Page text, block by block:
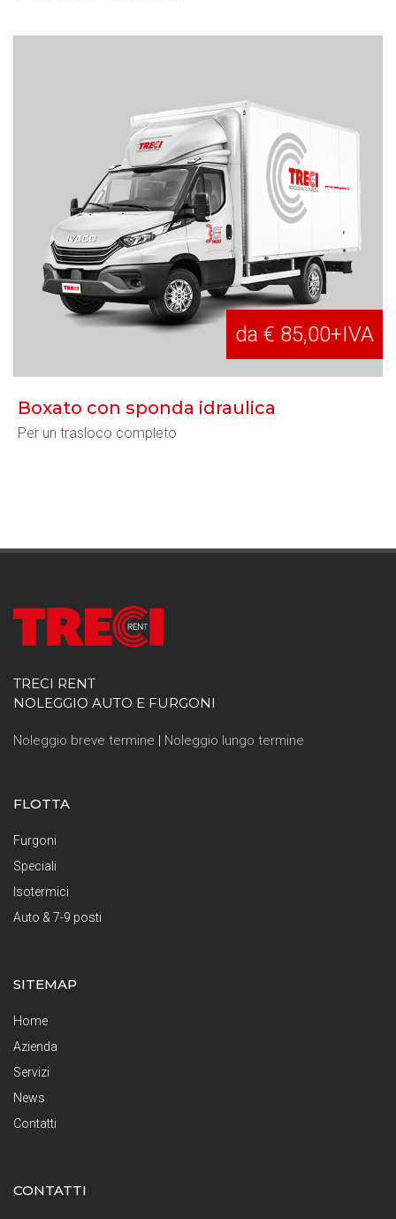
da € 85,00+IVA
Boxato con sponda idraulica
Per un trasloco completo
TRECI RENT
NOLEGGIO AUTO E FURGONI
Noleggio breve termine | Noleggio lungo termine
FLOTTA
Furgoni
Speciali
Isotermici
Auto & 7-9 posti
SITEMAP
Home
Azienda
Servizi
News
Contatti
CONTATTI